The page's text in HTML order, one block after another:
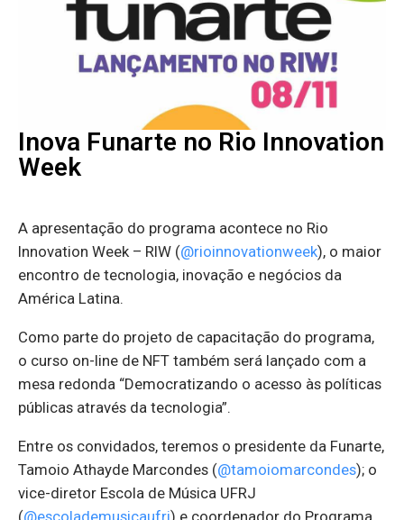
Inova Funarte no Rio Innovation
Week
A apresentação do programa acontece no Rio
Innovation Week – RIW (@rioinnovationweek), o maior
encontro de tecnologia, inovação e negócios da
América Latina.
Como parte do projeto de capacitação do programa,
o curso on-line de NFT também será lançado com a
mesa redonda “Democratizando o acesso às políticas
públicas através da tecnologia”.
Entre os convidados, teremos o presidente da Funarte,
Tamoio Athayde Marcondes (@tamoiomarcondes); o
vice-diretor Escola de Música UFRJ
(@escolademusicaufrj) e coordenador do Programa